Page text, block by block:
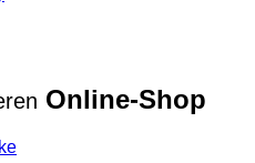
Online-Shop